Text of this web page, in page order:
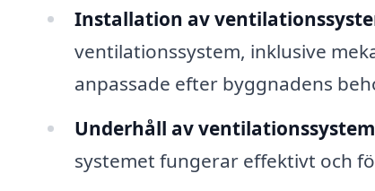
Installation av
ventilationssystem, inklusive
anpassade efter byggnadens
Underhåll av
systemet fungerar effektivt och